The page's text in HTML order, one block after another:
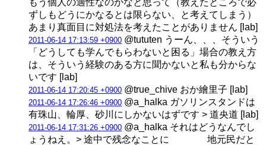
ずしもどうにかなるとは限らない、と考えてしまう）
あまり真面目に対処法を考えたことがありません [lab]
2011-06-14 17:13:59 +0900 @tututen うーん、、、そういう
「どうしても学んでもらわないと困る」場合の教え方
は、そういう経験のある方に聞かないと私も分からな
いです [lab]
2011-06-14 17:20:45 +0900 @true_chive おか繪里子 [lab]
2011-06-14 17:26:46 +0900 @a_halka ガソリンスタンドは
有珠山、輪厚、砂川にしかないはずです > 道央道 [lab]
2011-06-14 17:31:26 +0900 @a_halka それはどうなんでし
ょうねえ。> 途中で残念なことに 地元民だと